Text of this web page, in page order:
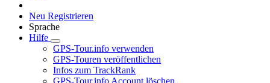
Neu Registrieren
Sprache
Hilfe
GPS-Tour.info verwenden
GPS-Touren veröffentlichen
Infos zum TrackRank
GPS-Tour.info Account löschen